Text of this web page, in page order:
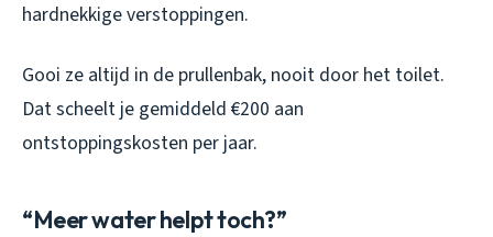
hardnekkige verstoppingen.
Gooi ze altijd in de prullenbak, nooit door het toilet.
Dat scheelt je gemiddeld €200 aan
ontstoppingskosten per jaar.
“Meer water helpt toch?”